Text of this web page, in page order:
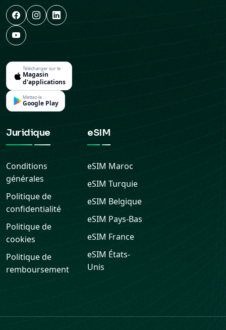
Télécharger sur le
Magasin
d'applications
Mettez-le
Google Play
Juridique
Conditions
générales
Politique de
confidentialité
Politique de
cookies
Politique de
remboursement
eSIM
eSIM Maroc
eSIM Turquie
eSIM Belgique
eSIM Pays-Bas
eSIM France
eSIM États-
Unis
Assistance